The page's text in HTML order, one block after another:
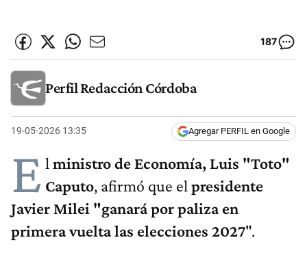
187
Perfil Redacción Córdoba
19-05-2026 13:35 Agregar PERFIL en Google
E l ministro de Economía, Luis "Toto"
Caputo, afirmó que el presidente
Javier Milei "ganará por paliza en
primera vuelta las elecciones 2027".